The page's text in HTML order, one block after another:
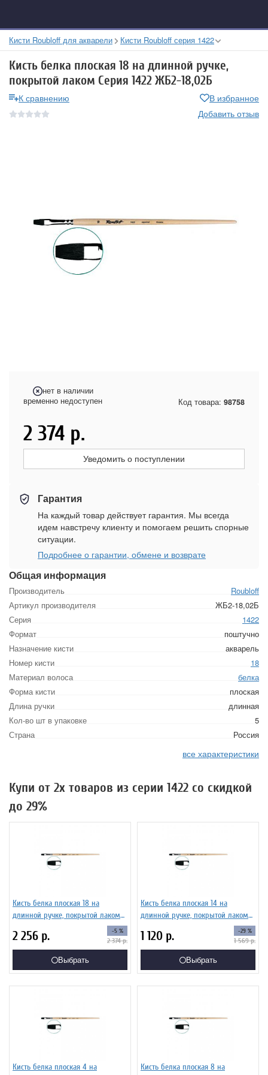
Кисти Roubloff для акварели Кисти Roubloff серия 1422
Кисть белка плоская 18 на длинной ручке,
покрытой лаком Серия 1422 ЖБ2-18,02Б
К сравнению
В избранное
Добавить отзыв
Общая информация
Производитель
Roubloff
Артикул производителя
ЖБ2-18,02Б
Серия
1422
Формат
поштучно
Назначение кисти
акварель
Номер кисти
18
Материал волоса
белка
Форма кисти
плоская
Длина ручки
длинная
Кол-во шт в упаковке
5
Страна
Россия
все характеристики
нет в наличии
временно недоступен
Код товара: 98758
2 374 р.
Уведомить о поступлении
Гарантия
На каждый товар действует гарантия. Мы всегда
идем навстречу клиенту и помогаем решить спорные
ситуации.
Подробнее о гарантии, обмене и возврате
Купи от 2х товаров из серии 1422 со скидкой
до 29%
Кисть белка плоская 18 на
длинной ручке, покрытой лаком
2 256 р. -5 %
2 374р.
Выбрать
Кисть белка плоская 14 на
длинной ручке, покрытой лаком
1 120 р. -29 %
1 569р.
Выбрать
Кисть белка плоская 4 на
Кисть белка плоская 8 на